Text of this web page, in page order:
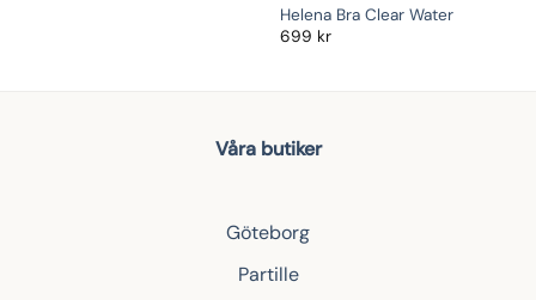
Helena Bra Clear Water
699 kr
Våra butiker
Göteborg
Partille